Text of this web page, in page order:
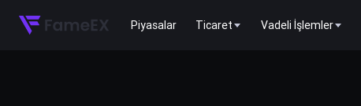
Piyasalar Ticaret Vadeli İşlemler